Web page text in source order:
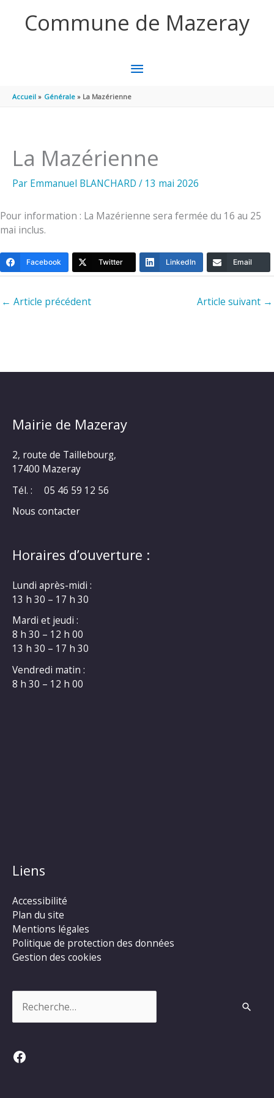
Commune de Mazeray
MENU
PRINCIPAL
Accueil Générale La Mazérienne
La Mazérienne
Par Emmanuel BLANCHARD / 13 mai 2026
Pour information : La Mazérienne sera fermée du 16 au 25
mai inclus.
Facebook Twitter LinkedIn Email
← Article précédent Article suivant →
Mairie de Mazeray
2, route de Taillebourg,
17400 Mazeray
Tél. :
05 46 59 12 56
Nous contacter
Horaires d’ouverture :
Lundi après-midi :
13 h 30 – 17 h 30
Mardi et jeudi :
8 h 30 – 12 h 00
13 h 30 – 17 h 30
Vendredi matin :
8 h 30 – 12 h 00
Liens
Accessibilité
Plan du site
Mentions légales
Politique de protection des données
Gestion des cookies
Facebook